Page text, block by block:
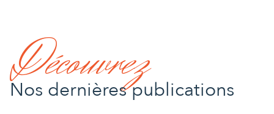
Découvrez
Nos dernières publications